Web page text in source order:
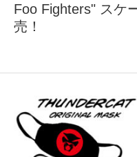
Foo Fighters" スケ
売！